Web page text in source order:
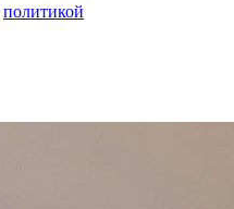
политикой